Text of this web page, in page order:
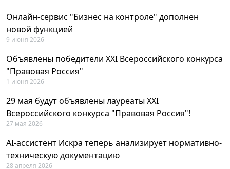
Онлайн-сервис "Бизнес на контроле" дополнен
новой функцией
9 июня 2026
Объявлены победители XXI Всероссийского конкурса
"Правовая Россия"
1 июня 2026
29 мая будут объявлены лауреаты XXI
Всероссийского конкурса "Правовая Россия"!
27 мая 2026
AI-ассистент Искра теперь анализирует нормативно-
техническую документацию
28 апреля 2026